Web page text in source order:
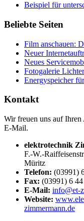
Beispiel für
Beliebte Seiten
Film anschauen:
Neuer
Neues
Fotogalerie
Energyspeicher
Kontakt
Wir freuen uns auf
E-Mail.
elektrotechnik
F.-W.-
Müritz
Telefon: (03991)
Fax: (03991) 6
E-Mail: info@et-
Website:
zimmermann.de